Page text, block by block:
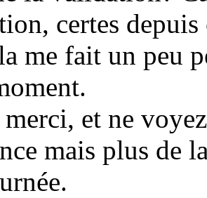
certes
me fait un peu
et ne
mais plus de